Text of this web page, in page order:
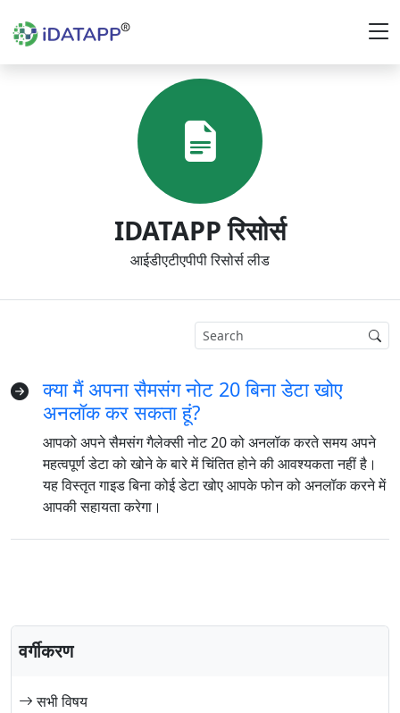
IDATAPP रिसोर्स
आईडीएटीएपीपी रिसोर्स लीड
वर्गीकरण
सभी विषय
क्या मैं अपना सैमसंग नोट 20 बिना डेटा खोए
अनलॉक कर सकता हूं?
आपको अपने सैमसंग गैलेक्सी नोट 20 को अनलॉक करते समय अपने
महत्वपूर्ण डेटा को खोने के बारे में चिंतित होने की आवश्यकता नहीं है।
यह विस्तृत गाइड बिना कोई डेटा खोए आपके फोन को अनलॉक करने में
आपकी सहायता करेगा।